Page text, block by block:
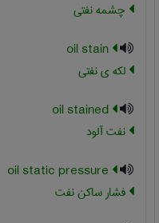
چشمه نفتی
لکه ی نفتی
نفت آلود
فشار ساکن نفت